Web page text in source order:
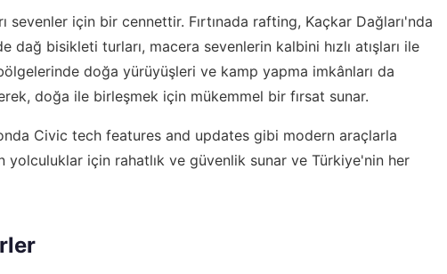
için bir cennettir. Fırtınada rafting, Kaçkar Dağları'nda
bisikleti turları, macera sevenlerin kalbini hızlı atışları ile
doğa yürüyüşleri ve kamp yapma imkânları da
doğa ile birleşmek için mükemmel bir fırsat sunar.
Civic tech features and updates gibi modern araçlarla
yolculuklar için rahatlık ve güvenlik sunar ve Türkiye'nin her